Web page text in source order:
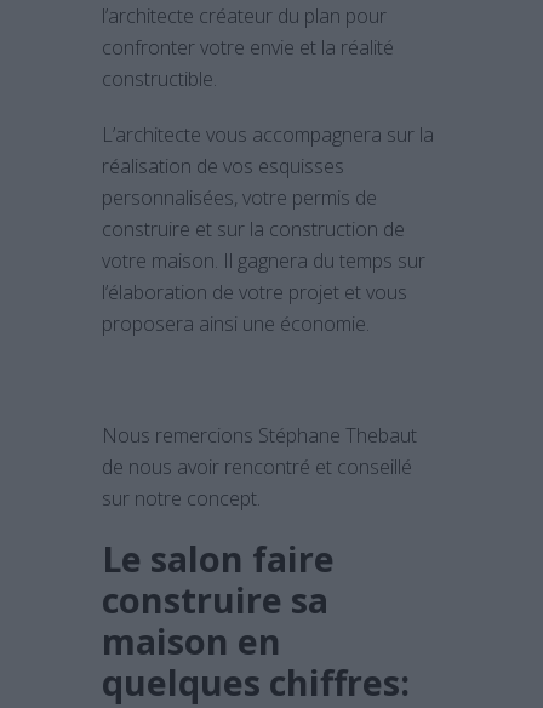
l’architecte créateur du plan pour
confronter votre envie et la réalité
constructible.
L’architecte vous accompagnera sur la
réalisation de vos esquisses
personnalisées, votre permis de
construire et sur la construction de
votre maison. Il gagnera du temps sur
l’élaboration de votre projet et vous
proposera ainsi une économie.
Nous remercions Stéphane Thebaut
de nous avoir rencontré et conseillé
sur notre concept.
Le salon faire
construire sa
maison en
quelques chiffres: